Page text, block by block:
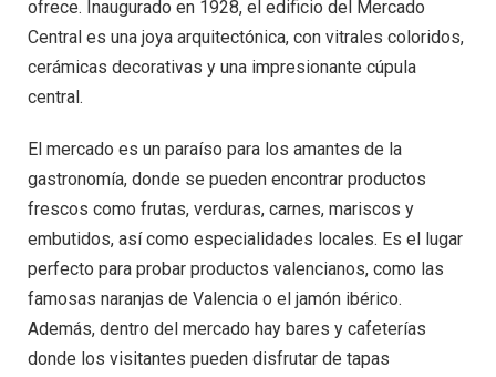
ofrece. Inaugurado en 1928, el edificio del Mercado
Central es una joya arquitectónica, con vitrales coloridos,
cerámicas decorativas y una impresionante cúpula
central.
El mercado es un paraíso para los amantes de la
gastronomía, donde se pueden encontrar productos
frescos como frutas, verduras, carnes, mariscos y
embutidos, así como especialidades locales. Es el lugar
perfecto para probar productos valencianos, como las
famosas naranjas de Valencia o el jamón ibérico.
Además, dentro del mercado hay bares y cafeterías
donde los visitantes pueden disfrutar de tapas